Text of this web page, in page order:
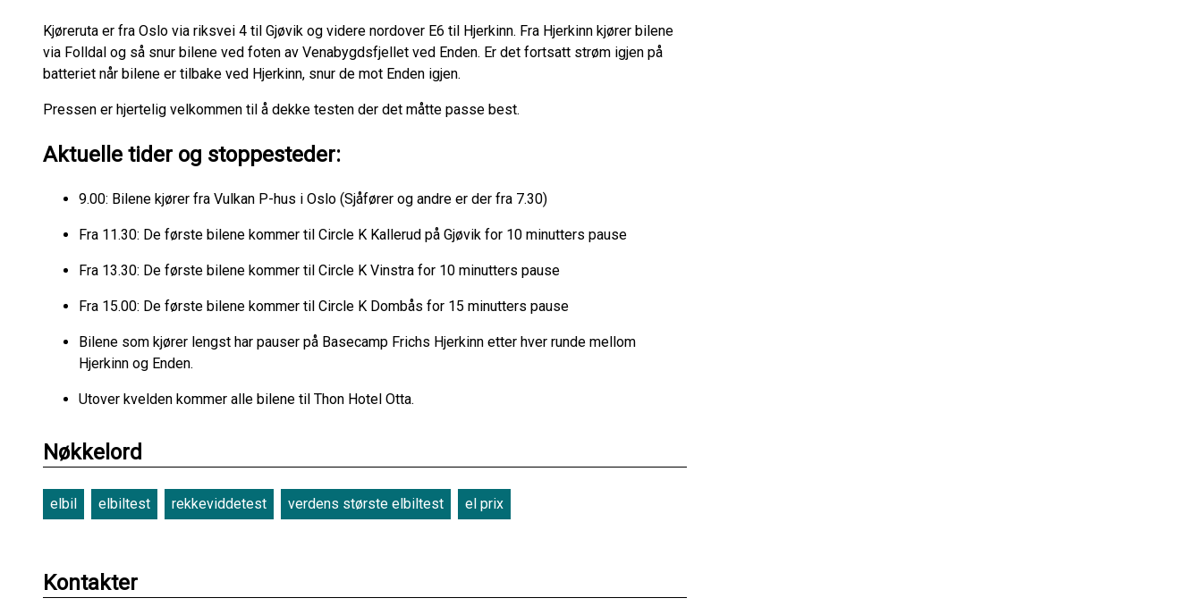
Kjøreruta er fra Oslo via riksvei 4 til Gjøvik og videre nordover E6 til Hjerkinn. Fra Hjerkinn kjører bilene
via Folldal og så snur bilene ved foten av Venabygdsfjellet ved Enden. Er det fortsatt strøm igjen på
batteriet når bilene er tilbake ved Hjerkinn, snur de mot Enden igjen.
Pressen er hjertelig velkommen til å dekke testen der det måtte passe best.
Aktuelle tider og stoppesteder:
9.00: Bilene kjører fra Vulkan P-hus i Oslo (Sjåfører og andre er der fra 7.30)
Fra 11.30: De første bilene kommer til Circle K Kallerud på Gjøvik for 10 minutters pause
Fra 13.30: De første bilene kommer til Circle K Vinstra for 10 minutters pause
Fra 15.00: De første bilene kommer til Circle K Dombås for 15 minutters pause
Bilene som kjører lengst har pauser på Basecamp Frichs Hjerkinn etter hver runde mellom
Hjerkinn og Enden.
Utover kvelden kommer alle bilene til Thon Hotel Otta.
Nøkkelord
elbil elbiltest rekkeviddetest verdens største elbiltest el prix
Kontakter